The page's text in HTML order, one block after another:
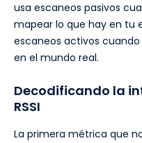
usa escaneos pasivos
mapear lo que hay en tu
escaneos activos
en el mundo real.
Decodificando la
RSSI
La primera métrica que